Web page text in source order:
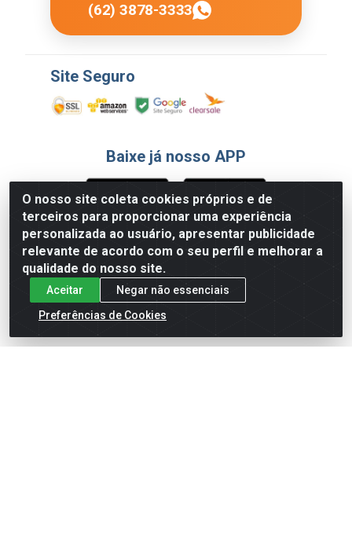
O nosso site coleta cookies próprios e de
terceiros para proporcionar uma experiência
personalizada ao usuário, apresentar publicidade
relevante de acordo com o seu perfil e melhorar a
qualidade do nosso site.
Aceitar
Negar não essenciais
Preferências de Cookies
(62) 3878-3333
Site Seguro
Baixe já nosso APP
Formas de Pagamento